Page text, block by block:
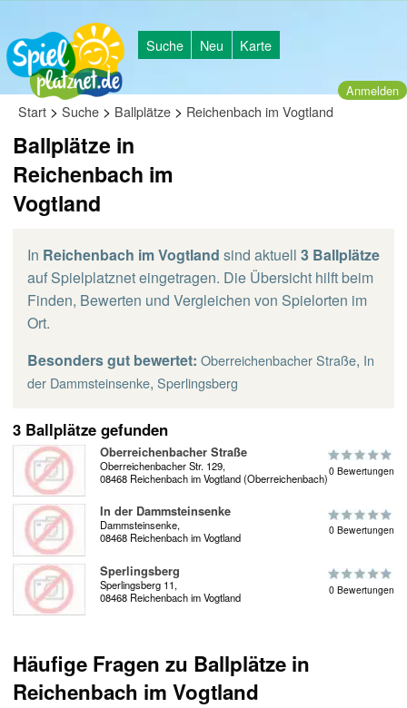
Suche Neu Karte
Anmelden
Start > Suche > Ballplätze > Reichenbach im Vogtland
Ballplätze in
Reichenbach im
Vogtland
In Reichenbach im Vogtland sind aktuell 3 Ballplätze
auf Spielplatznet eingetragen. Die Übersicht hilft beim
Finden, Bewerten und Vergleichen von Spielorten im
Ort.
Besonders gut bewertet: Oberreichenbacher Straße, In
der Dammsteinsenke, Sperlingsberg
3 Ballplätze gefunden
Oberreichenbacher Straße
Oberreichenbacher Str. 129,
08468 Reichenbach im Vogtland (Oberreichenbach)
0 Bewertungen
In der Dammsteinsenke
Dammsteinsenke,
08468 Reichenbach im Vogtland
0 Bewertungen
Sperlingsberg
Sperlingsberg 11,
08468 Reichenbach im Vogtland
0 Bewertungen
Häufige Fragen zu Ballplätze in
Reichenbach im Vogtland